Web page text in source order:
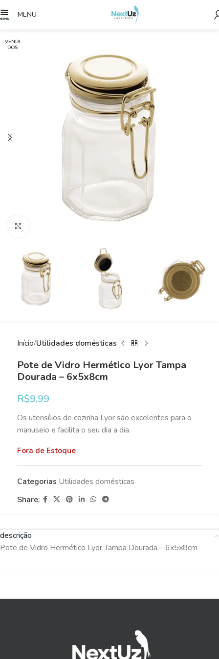
MENU
VENDI
DOS
Início Utilidades domésticas
Pote de Vidro Hermético Lyor Tampa
Dourada – 6x5x8cm
R$9,99
Os utensílios de cozinha Lyor são excelentes para o
manuseio e facilita o seu dia a dia.
Fora de Estoque
Categorias Utilidades domésticas
Share:
descrição
Pote de Vidro Hermético Lyor Tampa Dourada – 6x5x8cm